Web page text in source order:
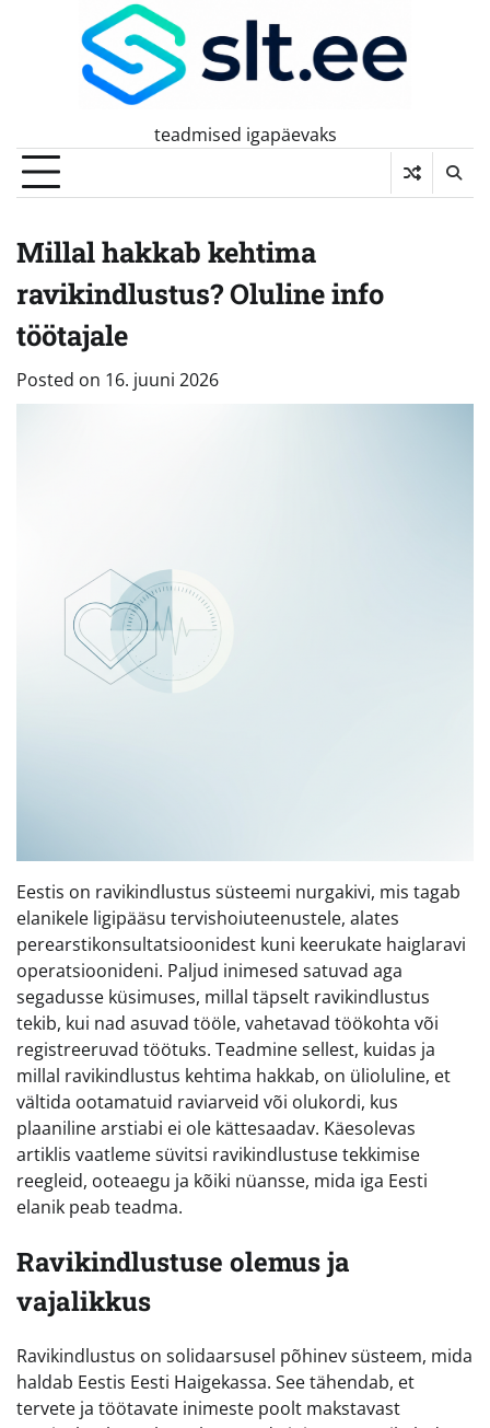
teadmised igapäevaks
Millal hakkab kehtima
ravikindlustus? Oluline info
töötajale
Posted on 16. juuni 2026
Eestis on ravikindlustus süsteemi nurgakivi, mis tagab
elanikele ligipääsu tervishoiuteenustele, alates
perearstikonsultatsioonidest kuni keerukate haiglaravi
operatsioonideni. Paljud inimesed satuvad aga
segadusse küsimuses, millal täpselt ravikindlustus
tekib, kui nad asuvad tööle, vahetavad töökohta või
registreeruvad töötuks. Teadmine sellest, kuidas ja
millal ravikindlustus kehtima hakkab, on ülioluline, et
vältida ootamatuid raviarveid või olukordi, kus
plaaniline arstiabi ei ole kättesaadav. Käesolevas
artiklis vaatleme süvitsi ravikindlustuse tekkimise
reegleid, ooteaegu ja kõiki nüansse, mida iga Eesti
elanik peab teadma.
Ravikindlustuse olemus ja
vajalikkus
Ravikindlustus on solidaarsusel põhinev süsteem, mida
haldab Eestis Eesti Haigekassa. See tähendab, et
tervete ja töötavate inimeste poolt makstavast